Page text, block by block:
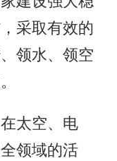
采取有效的
领水、领空
太空、电
领域的活